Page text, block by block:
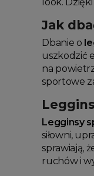
Jak
Dbanie o
uszkodzić
na
sportowe
Legginsy
siłowni,
sprawiają,
ruchów i